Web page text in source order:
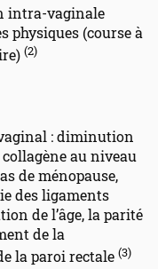
intra-vaginale
physiques (course à
(2)
: diminution
au niveau
de ménopause,
des ligaments
de l’âge, la parité
de la
la paroi rectale (3)